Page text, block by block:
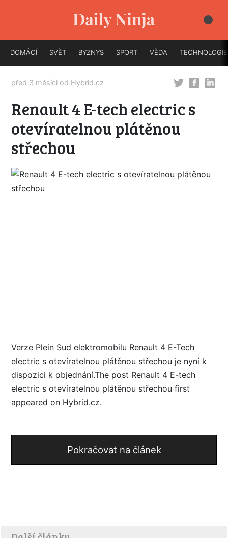
DOMÁCÍ SVĚT BYZNYS SPORT VĚDA TECHNOLOGIE
před 3 měsíci od Hybrid.cz
Renault 4 E-tech electric s
otevíratelnou plátěnou
střechou
Verze Plein Sud elektromobilu Renault 4 E-Tech
electric s otevíratelnou plátěnou střechou je nyní k
dispozici k objednání.The post Renault 4 E-tech
electric s otevíratelnou plátěnou střechou first
appeared on Hybrid.cz.
Pokračovat na článek